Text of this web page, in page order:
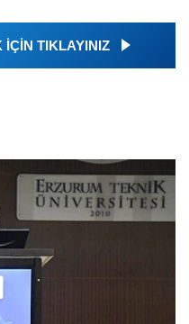
İÇİN TIKLAYINIZ